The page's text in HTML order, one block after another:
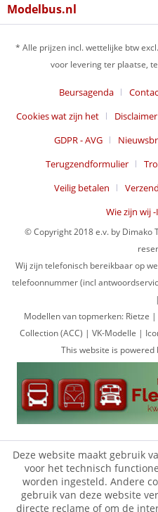
Modelbus.nl
* Alle prijzen incl. wettelijke btw excl.
voor levering ter plaatse,
Beursagenda
Cookies wat zijn het
Disclaimer
GDPR - AVG
Terugzendformulier
Veilig betalen
Wie zijn wij
© Copyright 2018 e.v. by Dimako
Wij zijn telefonisch bereikbaar op
telefoonnummer (incl
|
Modellen van topmerken: Rietze
Collection (ACC) | VK-Modelle |
This website is powered
Deze website maakt gebruik
voor het technisch
worden ingesteld. Andere
gebruik van deze website
directe reclame of om de